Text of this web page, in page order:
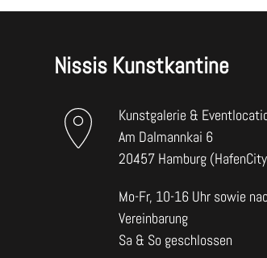
Nissis Kunstkantine
Kunstgalerie &
Am Dalmannkai 6
20457 Hamburg
Mo-Fr, 10-16 Uhr sowie
Vereinbarung
Sa & So geschlossen